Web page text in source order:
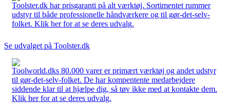
Toolster.dk har prisgaranti på alt værktøj. Sortimentet rummer
udstyr til både professionelle håndværkere og til gør-det-selv-
folket. Klik her for at se deres udvalg.
Se udvalget på Toolster.dk
Toolworld.dks 80.000 varer er primært værktøj og andet udstyr
til gør-det-selv-folket. De har kompentente medarbejdere
siddende klar til at hjælpe dig, så tøv ikke med at kontakte dem.
Klik her for at se deres udvalg.